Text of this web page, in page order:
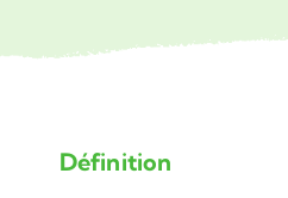
Définition